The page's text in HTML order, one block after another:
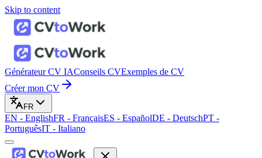
Skip to content
Générateur CV IAConseils CVExemples de CV
Créer mon CV
FR
EN - EnglishFR - FrançaisES - EspañolDE - DeutschPT -
PortuguêsIT - Italiano